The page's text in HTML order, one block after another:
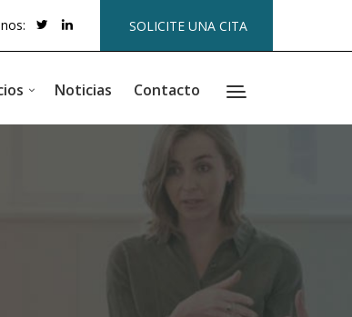
SOLICITE UNA CITA
Noticias Contacto